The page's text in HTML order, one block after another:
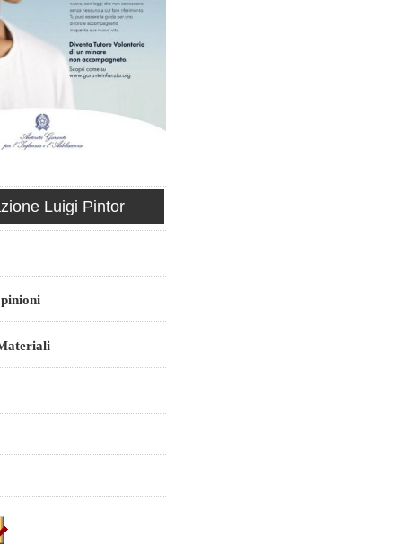
Luigi Pintor